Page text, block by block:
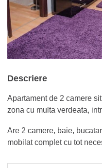
Descriere
Apartament de 2 camere
zona cu multa verdeata,
Are 2 camere, baie,
mobilat complet cu tot